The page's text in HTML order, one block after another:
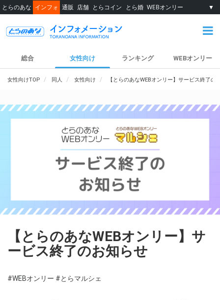
とらのあな インフォ 通販 店舗 とらコイン とら婚 WEBオンリー ▼
総合 女性向け ランキング WEBオンリー
女性向けTOP 同人 女性向け 【とらのあなWEBオンリー】サービス終了の
【とらのあなWEBオンリー】サ
ービス終了のお知らせ
#WEBオンリー #とらマルシェ